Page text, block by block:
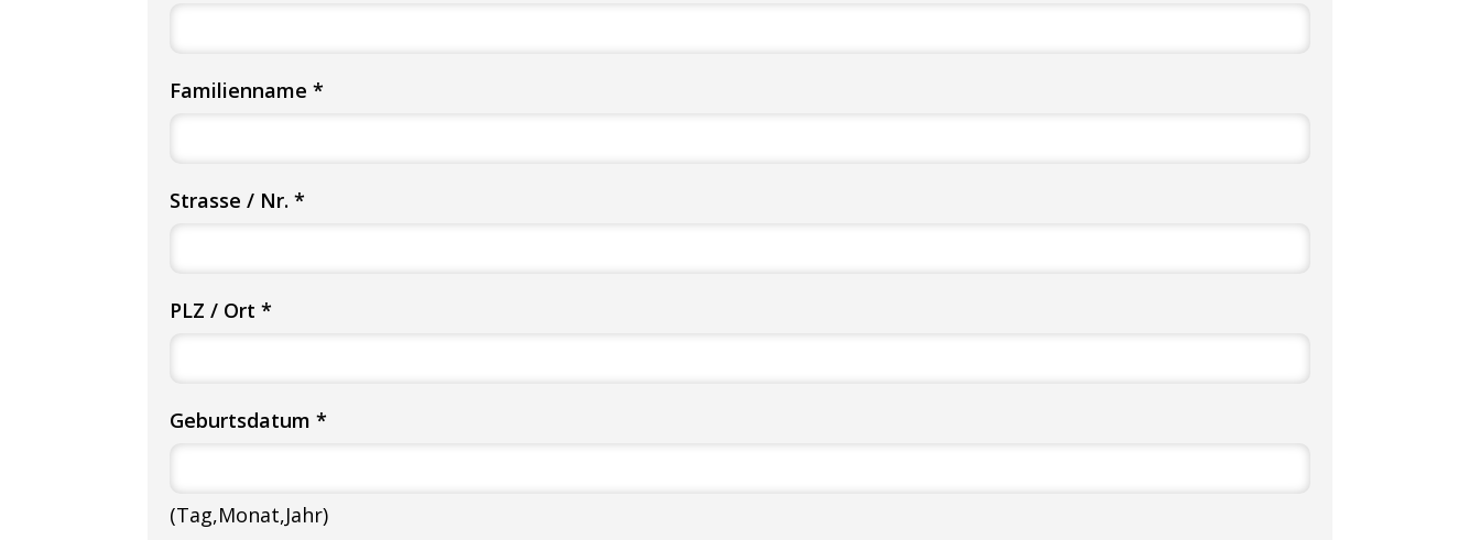
Familienname *
Strasse / Nr. *
PLZ / Ort *
Geburtsdatum *
(Tag,Monat,Jahr)